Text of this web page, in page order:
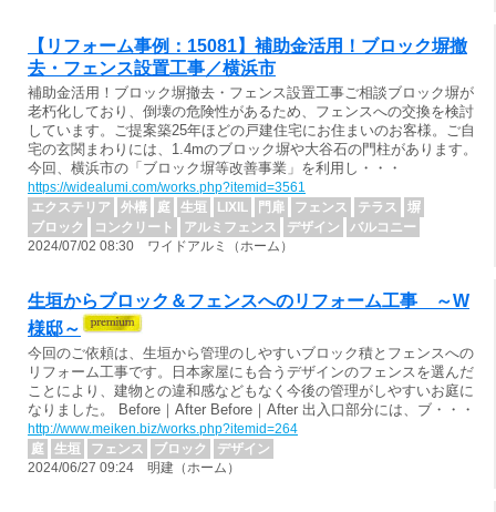
【リフォーム事例：15081】補助金活用！ブロック塀撤
去・フェンス設置工事／横浜市
補助金活用！ブロック塀撤去・フェンス設置工事ご相談ブロック塀が
老朽化しており、倒壊の危険性があるため、フェンスへの交換を検討
しています。ご提案築25年ほどの戸建住宅にお住まいのお客様。ご自
宅の玄関まわりには、1.4mのブロック塀や大谷石の門柱があります。
今回、横浜市の「ブロック塀等改善事業」を利用し・・・
https://widealumi.com/works.php?itemid=3561
エクステリア
外構 庭 生垣 LIXIL 門扉 フェンス テラス
塀
ブロック
コンクリート アルミフェンス デザイン
バルコニー
2024/07/02 08:30 ワイドアルミ（ホーム）
生垣からブロック＆フェンスへのリフォーム工事 ～W
様邸～
今回のご依頼は、生垣から管理のしやすいブロック積とフェンスへの
リフォーム工事です。日本家屋にも合うデザインのフェンスを選んだ
ことにより、建物との違和感などもなく今後の管理がしやすいお庭に
なりました。 Before｜After Before｜After 出入口部分には、ブ・・・
http://www.meiken.biz/works.php?itemid=264
庭
生垣 フェンス ブロック
デザイン
2024/06/27 09:24 明建（ホーム）